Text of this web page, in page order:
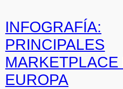
INFOGRAFÍA:
PRINCIPALES
MARKETPLACE
EUROPA